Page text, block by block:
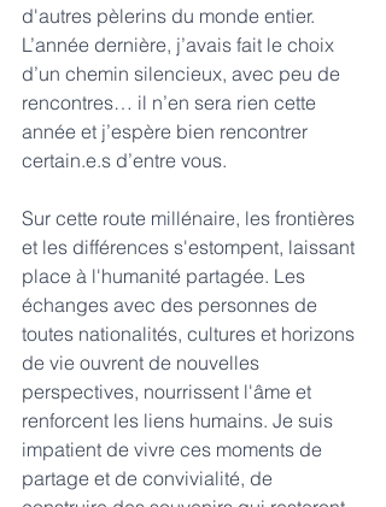
d'autres pèlerins du monde entier.
L’année dernière, j’avais fait le choix
d’un chemin silencieux, avec peu de
rencontres… il n’en sera rien cette
année et j’espère bien rencontrer
certain.e.s d’entre vous.
Sur cette route millénaire, les frontières
et les différences s'estompent, laissant
place à l'humanité partagée. Les
échanges avec des personnes de
toutes nationalités, cultures et horizons
de vie ouvrent de nouvelles
perspectives, nourrissent l'âme et
renforcent les liens humains. Je suis
impatient de vivre ces moments de
partage et de convivialité, de